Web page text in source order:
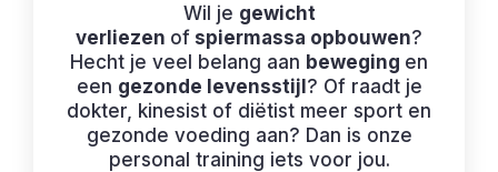
Wil je gewicht
verliezen of spiermassa opbouwen?
Hecht je veel belang aan beweging en
een gezonde levensstijl? Of raadt je
dokter, kinesist of diëtist meer sport en
gezonde voeding aan? Dan is onze
personal training iets voor jou.